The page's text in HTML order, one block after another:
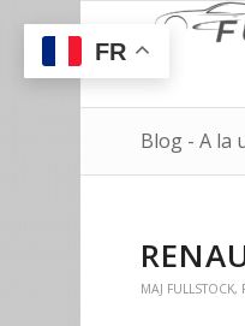
Blog - A la
MAJ FULLSTOCK,
FR